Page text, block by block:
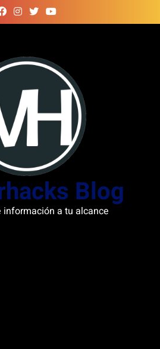
Blog
información a tu alcance